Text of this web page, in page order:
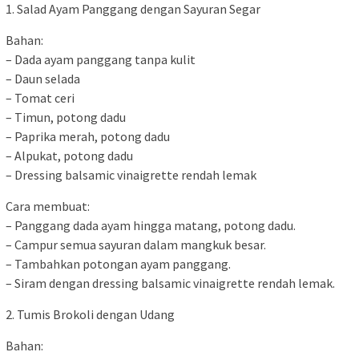
1. Salad Ayam Panggang dengan Sayuran Segar
Bahan:
– Dada ayam panggang tanpa kulit
– Daun selada
– Tomat ceri
– Timun, potong dadu
– Paprika merah, potong dadu
– Alpukat, potong dadu
– Dressing balsamic vinaigrette rendah lemak
Cara membuat:
– Panggang dada ayam hingga matang, potong dadu.
– Campur semua sayuran dalam mangkuk besar.
– Tambahkan potongan ayam panggang.
– Siram dengan dressing balsamic vinaigrette rendah lemak.
2. Tumis Brokoli dengan Udang
Bahan: